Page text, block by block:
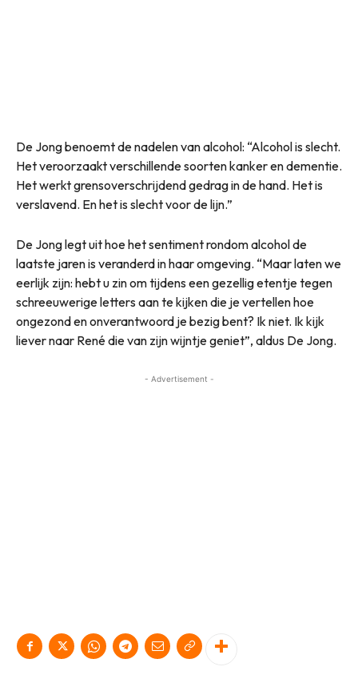
De Jong benoemt de nadelen van alcohol: “Alcohol is slecht.
Het veroorzaakt verschillende soorten kanker en dementie.
Het werkt grensoverschrijdend gedrag in de hand. Het is
verslavend. En het is slecht voor de lijn.”
De Jong legt uit hoe het sentiment rondom alcohol de
laatste jaren is veranderd in haar omgeving. “Maar laten we
eerlijk zijn: hebt u zin om tijdens een gezellig etentje tegen
schreeuwerige letters aan te kijken die je vertellen hoe
ongezond en onverantwoord je bezig bent? Ik niet. Ik kijk
liever naar René die van zijn wijntje geniet”, aldus De Jong.
- Advertisement -